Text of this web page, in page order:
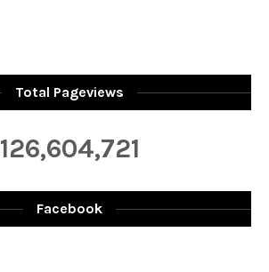
Total Pageviews
126,604,721
Facebook